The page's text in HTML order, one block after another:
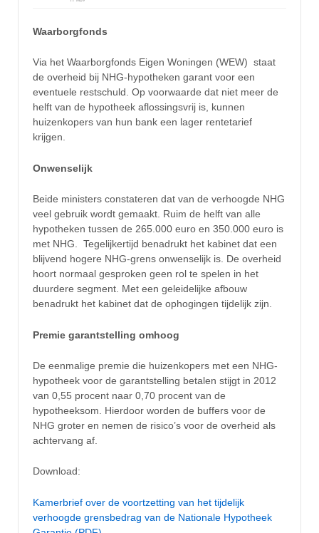
Waarborgfonds
Via het Waarborgfonds Eigen Woningen (WEW) staat
de overheid bij NHG-hypotheken garant voor een
eventuele restschuld. Op voorwaarde dat niet meer de
helft van de hypotheek aflossingsvrij is, kunnen
huizenkopers van hun bank een lager rentetarief
krijgen.
Onwenselijk
Beide ministers constateren dat van de verhoogde NHG
veel gebruik wordt gemaakt. Ruim de helft van alle
hypotheken tussen de 265.000 euro en 350.000 euro is
met NHG. Tegelijkertijd benadrukt het kabinet dat een
blijvend hogere NHG-grens onwenselijk is. De overheid
hoort normaal gesproken geen rol te spelen in het
duurdere segment. Met een geleidelijke afbouw
benadrukt het kabinet dat de ophogingen tijdelijk zijn.
Premie garantstelling omhoog
De eenmalige premie die huizenkopers met een NHG-
hypotheek voor de garantstelling betalen stijgt in 2012
van 0,55 procent naar 0,70 procent van de
hypotheeksom. Hierdoor worden de buffers voor de
NHG groter en nemen de risico’s voor de overheid als
achtervang af.
Download:
Kamerbrief over de voortzetting van het tijdelijk
verhoogde grensbedrag van de Nationale Hypotheek